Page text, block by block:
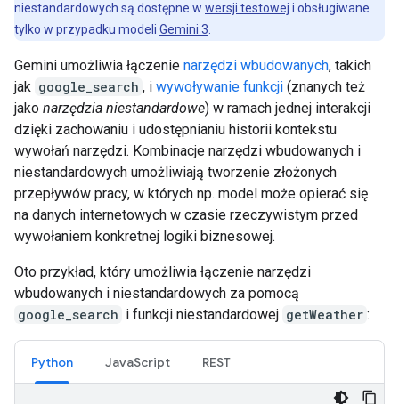
niestandardowych są dostępne w wersji testowej i obsługiwane
tylko w przypadku modeli Gemini 3
Gemini umożliwia łączenie narzędzi wbudowanych, takich
jak google_search , i wywoływanie funkcji (znanych też
jako narzędzia niestandardowe) w ramach jednej interakcji
dzięki zachowaniu i udostępnianiu historii kontekstu
wywołań narzędzi. Kombinacje narzędzi wbudowanych i
niestandardowych umożliwiają tworzenie złożonych
przepływów pracy, w których np. model może opierać się
na danych internetowych w czasie rzeczywistym przed
wywołaniem konkretnej logiki biznesowej.
Oto przykład, który umożliwia łączenie narzędzi
wbudowanych i niestandardowych za pomocą
google_search i funkcji niestandardowej getWeather :
Python JavaScript REST